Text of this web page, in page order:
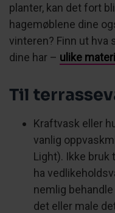
planter, kan det fort
hagemøblene dine
vinteren? Finn ut hva
dine har – ulike
Til
Kraftvask eller
vanlig
Light). Ikke bruk
ha
nemlig
det eller male